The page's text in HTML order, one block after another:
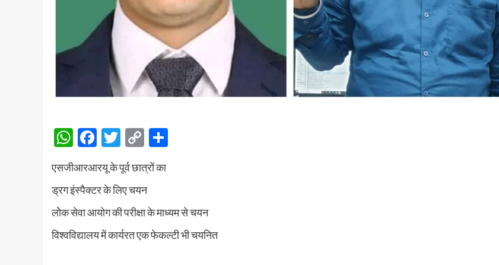
WhatsApp
Facebook
Twitter
Copy
Link
एसजीआरआरयू के पूर्व छात्रों का
ड्रग इंस्पैक्टर के लिए चयन
लोेक सेवा आयोग की परीक्षा के माध्यम से चयन
विश्वविद्यालय में कार्यरत एक फेकल्टी भी चयनित